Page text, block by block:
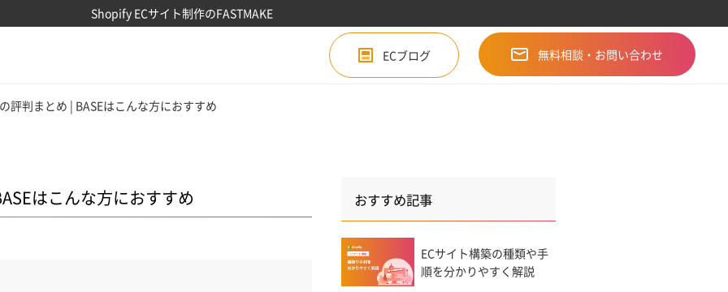
Shopify ECサイト制作のFASTMAKE
ECブログ 無料相談・お問い合わせ
評判まとめ | BASEはこんな方におすすめ
はこんな方におすすめ おすすめ記事
ECサイト構築の種類や手
順を分かりやすく解説